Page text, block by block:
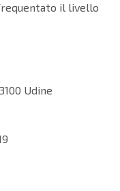
il livello
Udine